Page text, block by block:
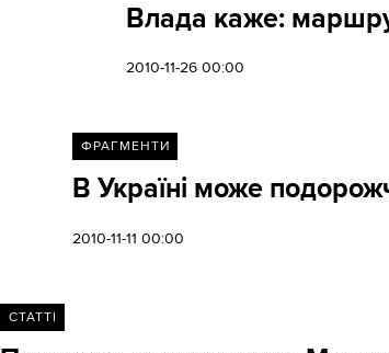
Влада каже:
2010-11-26 00:00
ФРАГМЕНТИ
В Україні може
2010-11-11 00:00
СТАТТІ